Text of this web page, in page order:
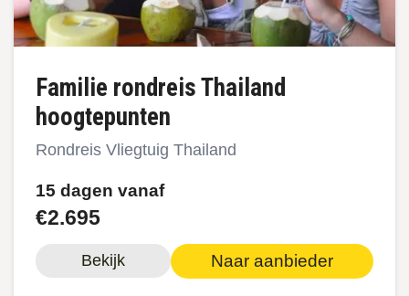
Familie rondreis Thailand
hoogtepunten
Rondreis Vliegtuig Thailand
15 dagen vanaf
€2.695
Bekijk Naar aanbieder